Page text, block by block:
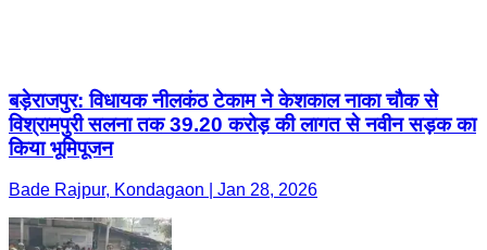
बड़ेराजपुर: विधायक नीलकंठ टेकाम ने केशकाल नाका चौक से
विश्रामपुरी सलना तक 39.20 करोड़ की लागत से नवीन सड़क का
किया भूमिपूजन
Bade Rajpur, Kondagaon | Jan 28, 2026